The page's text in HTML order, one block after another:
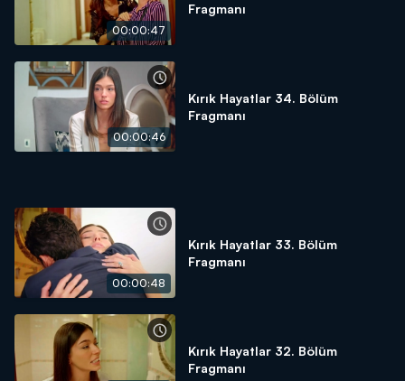
00:00:47
Fragmanı
00:00:46
Kırık Hayatlar 34. Bölüm
Fragmanı
00:00:48
Kırık Hayatlar 33. Bölüm
Fragmanı
Kırık Hayatlar 32. Bölüm
Fragmanı